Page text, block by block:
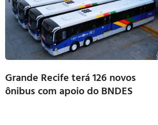
Grande Recife terá 126 novos
ônibus com apoio do BNDES